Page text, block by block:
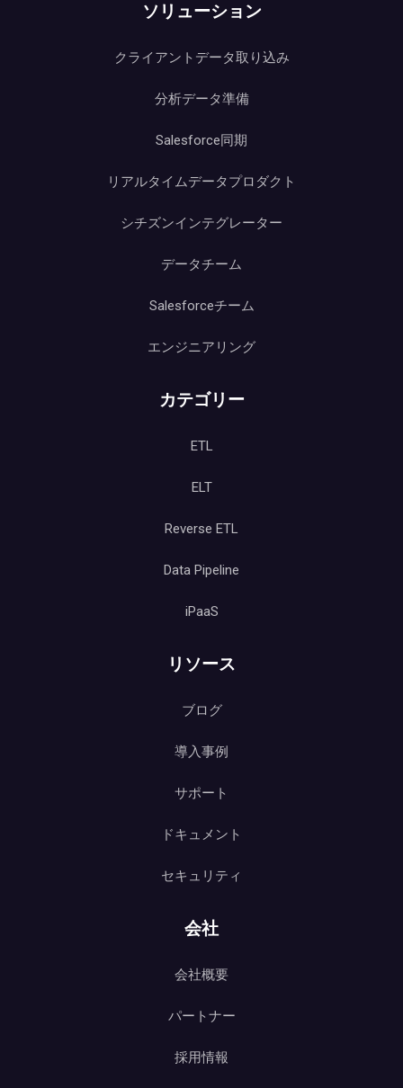
ソリューション
クライアントデータ取り込み
分析データ準備
Salesforce同期
リアルタイムデータプロダクト
シチズンインテグレーター
データチーム
Salesforceチーム
エンジニアリング
カテゴリー
ETL
ELT
Reverse ETL
Data Pipeline
iPaaS
リソース
ブログ
導入事例
サポート
ドキュメント
セキュリティ
会社
会社概要
パートナー
採用情報